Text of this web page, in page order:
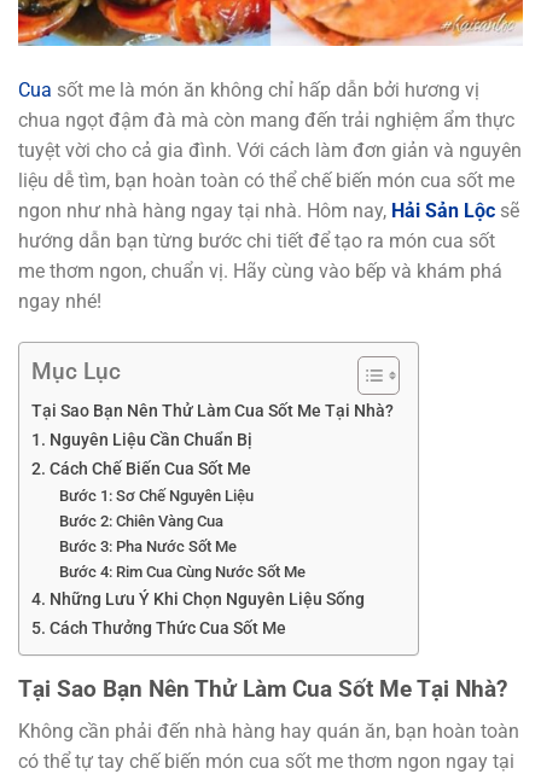
Cua sốt me là món ăn không chỉ hấp dẫn bởi hương vị
chua ngọt đậm đà mà còn mang đến trải nghiệm ẩm thực
tuyệt vời cho cả gia đình. Với cách làm đơn giản và nguyên
liệu dễ tìm, bạn hoàn toàn có thể chế biến món cua sốt me
ngon như nhà hàng ngay tại nhà. Hôm nay, Hải Sản Lộc sẽ
hướng dẫn bạn từng bước chi tiết để tạo ra món cua sốt
me thơm ngon, chuẩn vị. Hãy cùng vào bếp và khám phá
ngay nhé!
Mục Lục
Tại Sao Bạn Nên Thử Làm Cua Sốt Me Tại Nhà?
1. Nguyên Liệu Cần Chuẩn Bị
2. Cách Chế Biến Cua Sốt Me
Bước 1: Sơ Chế Nguyên Liệu
Bước 2: Chiên Vàng Cua
Bước 3: Pha Nước Sốt Me
Bước 4: Rim Cua Cùng Nước Sốt Me
4. Những Lưu Ý Khi Chọn Nguyên Liệu Sống
5. Cách Thưởng Thức Cua Sốt Me
Tại Sao Bạn Nên Thử Làm Cua Sốt Me Tại Nhà?
Không cần phải đến nhà hàng hay quán ăn, bạn hoàn toàn
có thể tự tay chế biến món cua sốt me thơm ngon ngay tại